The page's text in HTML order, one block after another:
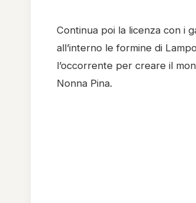
Continua poi la licenza con i
all’interno le formine di
l’occorrente per creare il
Nonna Pina.